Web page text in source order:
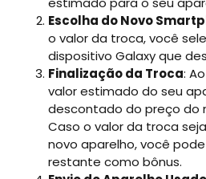
Escolha do Novo
o valor da troca, você
dispositivo Galaxy que
Finalização da Troca:
valor estimado do seu
descontado do preço do
Caso o valor da troca
novo aparelho, você
restante como bônus.